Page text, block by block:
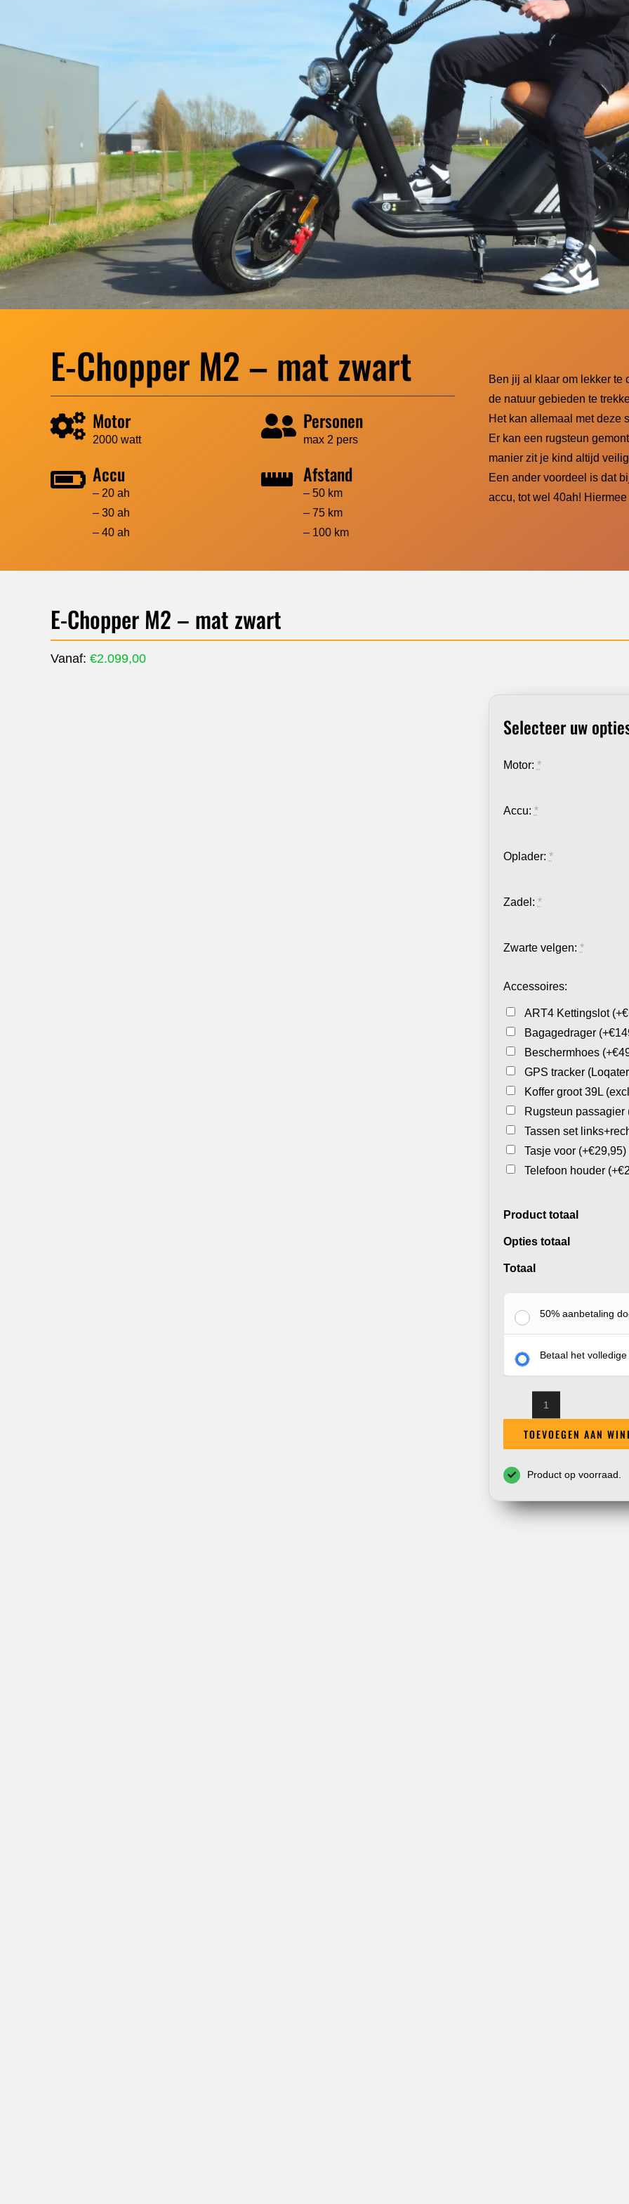
E-Chopper M2 – mat zwart
Motor
2000 watt
Accu
– 20 ah
– 30 ah
– 40 ah
Personen
max 2 pers
Afstand
– 50 km
– 75 km
– 100 km
Ben jij al klaar om lekker te
de natuur gebieden te
Het kan allemaal met deze
Er kan een rugsteun
manier zit je kind altijd
Een ander voordeel is dat
accu, tot wel 40ah!
E-Chopper M2 – mat zwart
Vanaf: €2.099,00
Selecteer uw
Motor: *
Accu: *
Oplader: *
Zadel: *
Zwarte velgen: *
Accessoires:
ART4 Kettingslot
Bagagedrager
Beschermhoes
GPS tracker
Koffer groot 39L
Rugsteun passagier
Tassen set
Tasje voor (+€29,95)
Telefoon houder
Product totaal
Opties totaal
Totaal
50% aanbetaling
Betaal het
Chopper
M2
-
zwart
TOEVOEGEN AAN
Product op voorraad.